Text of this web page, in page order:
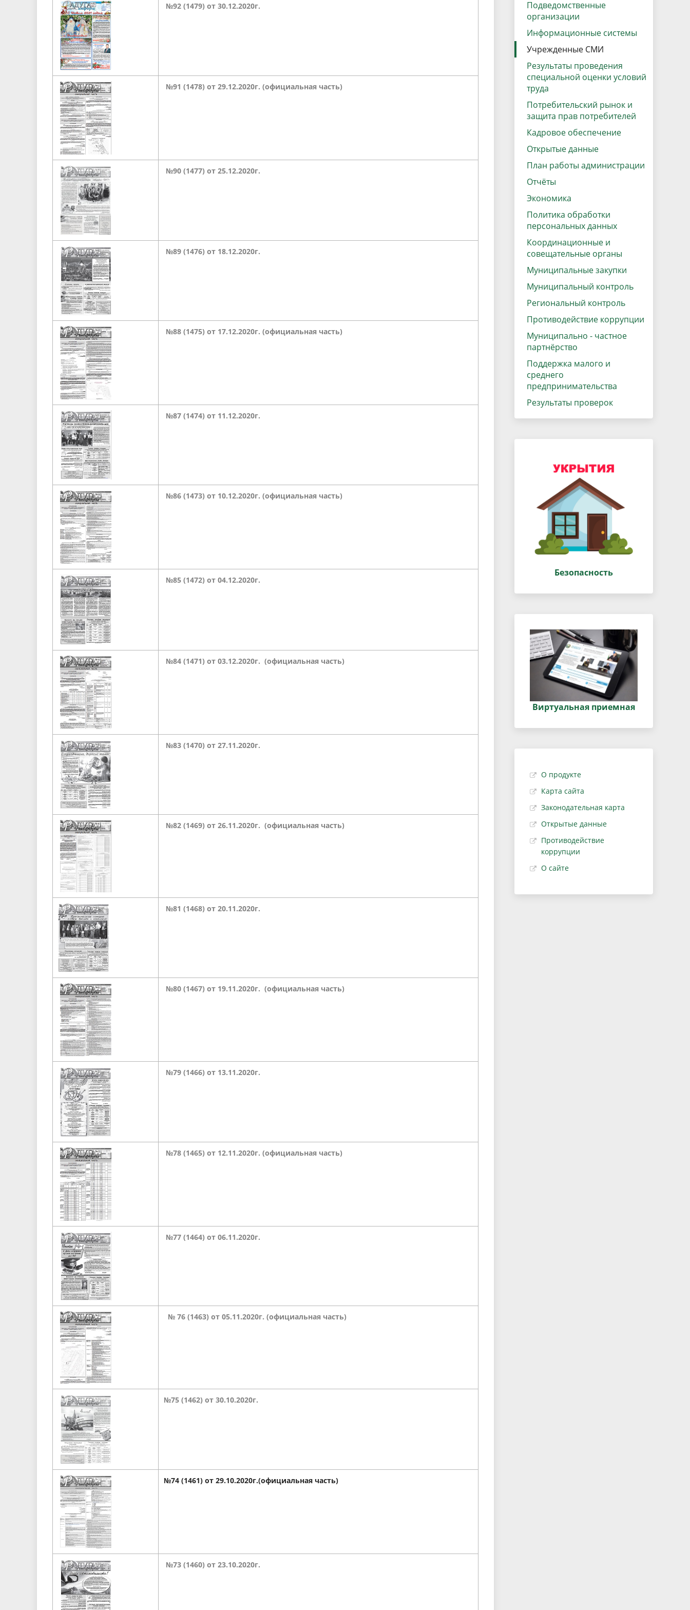
Песни о городе
Защита населения
Городская среда
Градостроительная деятельность
условий труда
Координационные и совещательные
органы
Поддержка малого и среднего
предпринимательства
Результаты проверок
№92 (1479) от 30.12.2020г.
№91 (1478) от 29.12.2020г. (официальная часть)
№90 (1477) от 25.12.2020г.
№89 (1476) от 18.12.2020г.
№88 (1475) от 17.12.2020г. (официальная часть)
№87 (1474) от 11.12.2020г.
№86 (1473) от 10.12.2020г. (официальная часть)
№85 (1472) от 04.12.2020г.
№84 (1471) от 03.12.2020г. (официальная часть)
№83 (1470) от 27.11.2020г.
№82 (1469) от 26.11.2020г. (официальная часть)
№81 (1468) от 20.11.2020г.
№80 (1467) от 19.11.2020г. (официальная часть)
№79 (1466) от 13.11.2020г.
№78 (1465) от 12.11.2020г. (официальная часть)
№77 (1464) от 06.11.2020г.
№ 76 (1463) от 05.11.2020г. (официальная часть)
№75 (1462) от 30.10.2020г.
№74 (1461) от 29.10.2020г.(официальная часть)
№73 (1460) от 23.10.2020г.
Подведомственные
организации
Информационные системы
Учрежденные СМИ
Результаты проведения
специальной оценки условий
труда
Потребительский рынок и
защита прав потребителей
Кадровое обеспечение
Открытые данные
План работы администрации
Отчёты
Экономика
Политика обработки
персональных данных
Координационные и
совещательные органы
Муниципальные закупки
Муниципальный контроль
Региональный контроль
Противодействие коррупции
Муниципально - частное
партнёрство
Поддержка малого и
среднего
предпринимательства
Результаты проверок
Безопасность
Виртуальная приемная
О продукте
Карта сайта
Законодательная карта
Открытые данные
Противодействие
коррупции
О сайте